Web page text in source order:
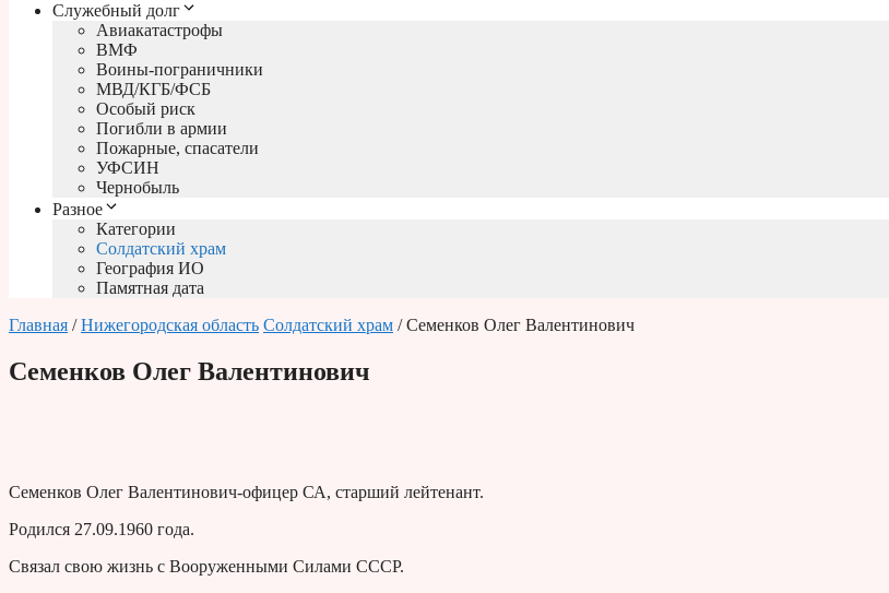
Служебный долг
Авиакатастрофы
ВМФ
Воины-пограничники
МВД/КГБ/ФСБ
Особый риск
Погибли в армии
Пожарные, спасатели
УФСИН
Чернобыль
Разное
Категории
Солдатский храм
География ИО
Памятная дата
Главная /Нижегородская область Солдатский храм / Семенков Олег Валентинович
Семенков Олег Валентинович
Семенков Олег Валентинович-офицер СА, старший лейтенант.
Родился 27.09.1960 года.
Связал свою жизнь с Вооруженными Силами СССР.